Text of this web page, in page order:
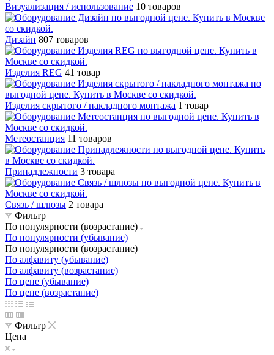
Визуализация / использование 10 товаров
Дизайн 807 товаров
Изделия REG 41 товар
Изделия скрытого / накладного монтажа 1 товар
Метеостанция 11 товаров
Принадлежности 3 товара
Связь / шлюзы 2 товара
Фильтр
По популярности (возрастание)
По популярности (убывание)
По популярности (возрастание)
По алфавиту (убывание)
По алфавиту (возрастание)
По цене (убывание)
По цене (возрастание)
Фильтр
Цена